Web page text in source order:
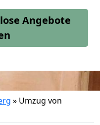
Angebote
» Umzug von